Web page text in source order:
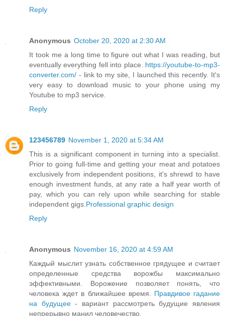
Reply
Anonymous October 20, 2020 at 2:30 AM
It took me a long time to figure out what I was reading, but
eventually everything fell into place. https://youtube-to-mp3-
converter.com/ - link to my site, I launched this recently. It's
very easy to download music to your phone using my
Youtube to mp3 service.
Reply
123456789 November 1, 2020 at 5:34 AM
This is a significant component in turning into a specialist.
Prior to going full-time and getting your meat and potatoes
exclusively from independent positions, it's shrewd to have
enough investment funds, at any rate a half year worth of
pay, which you can rely upon while searching for stable
independent gigs. Professional graphic design
Reply
Anonymous November 16, 2020 at 4:59 AM
Каждый мыслит узнать собственное грядущее и считает
определенные средства ворожбы максимально
эффективными. Ворожение позволяет понять, что
человека ждет в ближайшее время. Правдивое гадание
на будущее- вариант рассмотреть будущие явления
непрерывно манил человечество.